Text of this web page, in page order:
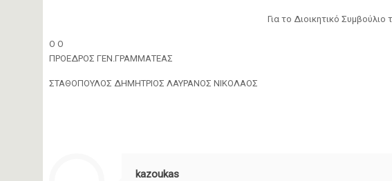
Για το Διοικητικό Συμβούλιο
Ο Ο
ΠΡΟΕΔΡΟΣ ΓΕΝ.ΓΡΑΜΜΑΤΕΑΣ
ΣΤΑΘΟΠΟΥΛΟΣ ΔΗΜΗΤΡΙΟΣ ΛΑΥΡΑΝΟΣ ΝΙΚΟΛΑΟΣ
kazoukas